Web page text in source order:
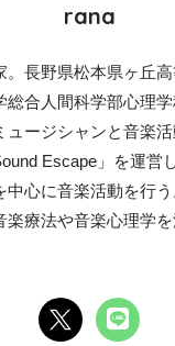
rana
。長野県松本県ヶ丘
総合人間科学部心理
ュージシャンと音楽活
Escape」を運営
中心に音楽活動を行
楽療法や音楽心理学